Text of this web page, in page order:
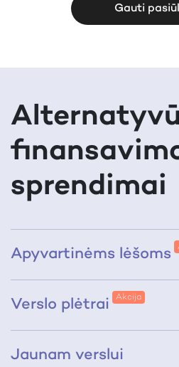
Gauti
sprendimai
Apyvartinėms lėšoms
Verslo plėtrai
Jaunam verslui